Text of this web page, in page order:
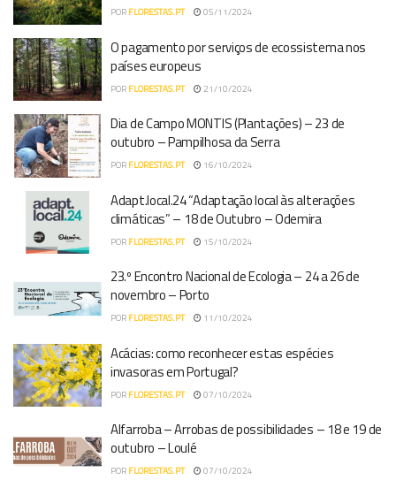
POR FLORESTAS.PT 05/11/2024
O pagamento por serviços de ecossistema nos
países europeus
POR FLORESTAS.PT 21/10/2024
Dia de Campo MONTIS (Plantações) – 23 de
outubro – Pampilhosa da Serra
POR FLORESTAS.PT 16/10/2024
Adapt.local.24 “Adaptação local às alterações
climáticas” – 18 de Outubro – Odemira
POR FLORESTAS.PT 15/10/2024
23.º Encontro Nacional de Ecologia – 24 a 26 de
novembro – Porto
POR FLORESTAS.PT 11/10/2024
Acácias: como reconhecer estas espécies
invasoras em Portugal?
POR FLORESTAS.PT 07/10/2024
Alfarroba – Arrobas de possibilidades – 18 e 19 de
outubro – Loulé
POR FLORESTAS.PT 07/10/2024